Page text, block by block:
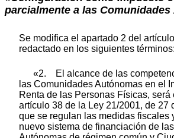
parcialmente a las Comunidades
Se modifica el apartado 2 del
redactado en los siguientes términos:
«2. El alcance de las
las Comunidades Autónomas en el
Renta de las Personas Físicas, será
artículo 38 de la Ley 21/2001, de 27
que se regulan las medidas fiscales
nuevo sistema de financiación de